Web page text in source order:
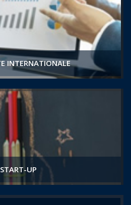
INTERNATIONALE
START-UP